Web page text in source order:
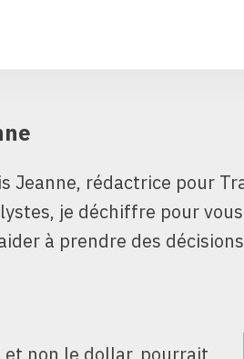
Jeanne, rédactrice pour
je déchiffre pour
à prendre des
et non le dollar, pourrait